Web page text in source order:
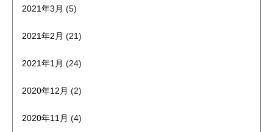
2021年3月 (5)
2021年2月 (21)
2021年1月 (24)
2020年12月 (2)
2020年11月 (4)